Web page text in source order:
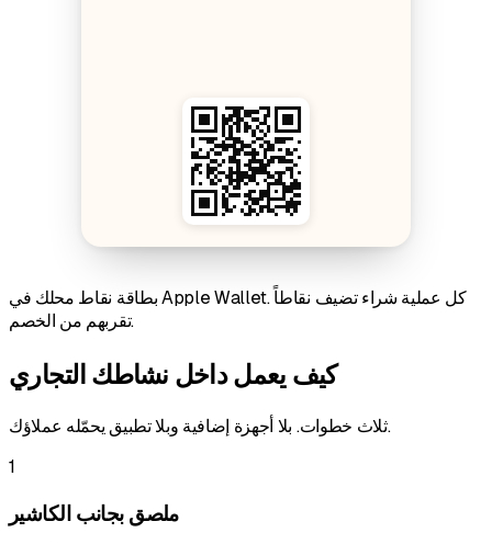
بطاقة نقاط محلك في Apple Wallet. كل عملية شراء تضيف نقاطاً
تقربهم من الخصم.
كيف يعمل داخل نشاطك التجاري
ثلاث خطوات. بلا أجهزة إضافية وبلا تطبيق يحمّله عملاؤك.
1
ملصق بجانب الكاشير